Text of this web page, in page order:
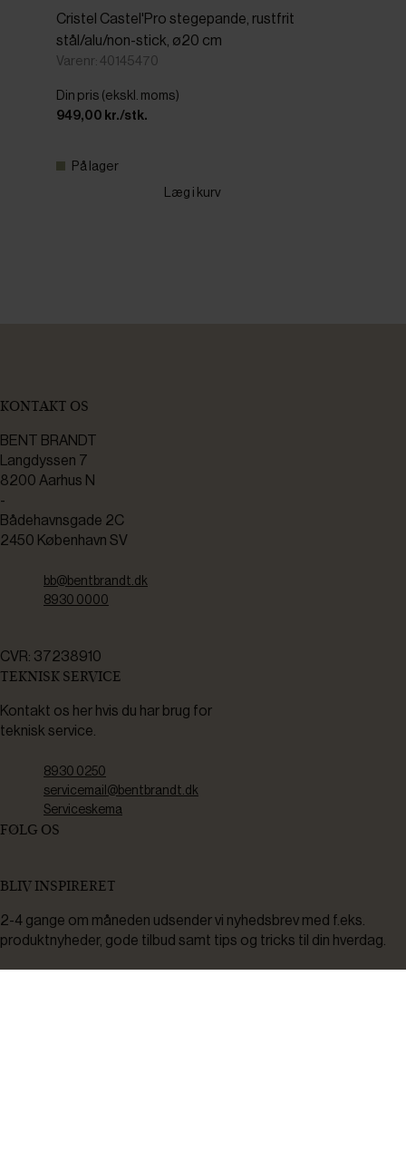
Cristel Castel'Pro stegepande, rustfrit
stål/alu/non-stick, ø20 cm
Varenr: 40145470
Din pris (ekskl. moms)
949,00 kr./stk.
På lager
Læg i kurv
KONTAKT OS
BENT BRANDT
Langdyssen 7
8200 Aarhus N
-
Bådehavnsgade 2C
2450 København SV
bb@bentbrandt.dk
8930 0000
CVR: 37238910
TEKNISK SERVICE
Kontakt os her hvis du har brug for
teknisk service.
8930 0250
servicemail@bentbrandt.dk
Serviceskema
FØLG OS
BLIV INSPIRERET
2-4 gange om måneden udsender vi nyhedsbrev med f.eks.
produktnyheder, gode tilbud samt tips og tricks til din hverdag.